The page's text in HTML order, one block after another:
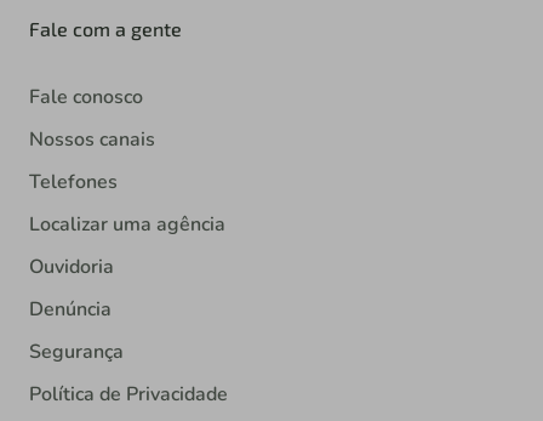
Fale com a gente
Fale conosco
Nossos canais
Telefones
Localizar uma agência
Ouvidoria
Denúncia
Segurança
Política de Privacidade